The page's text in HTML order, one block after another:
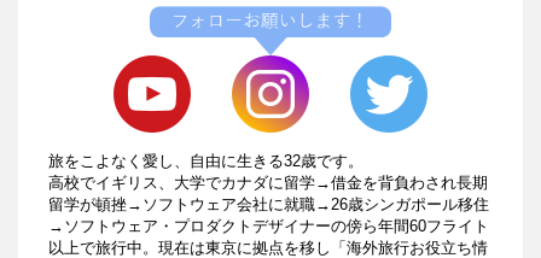
旅をこよなく愛し、自由に生きる32歳です。
高校でイギリス、大学でカナダに留学→借金を背負わされ長期
留学が頓挫→ソフトウェア会社に就職→26歳シンガポール移住
→ソフトウェア・プロダクトデザイナーの傍ら年間60フライト
以上で旅行中。現在は東京に拠点を移し「海外旅行お役立ち情